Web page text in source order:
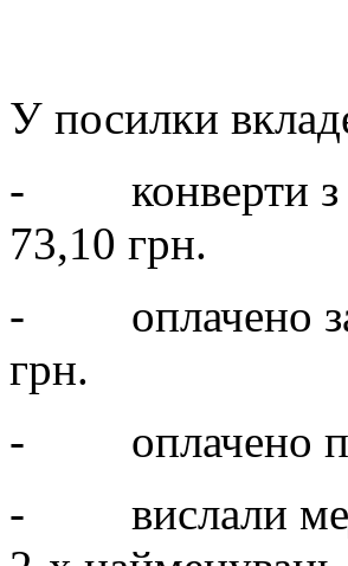
У посилки
- конверти з
73,10 грн.
- оплачено за
грн.
- оплачено
- вислали